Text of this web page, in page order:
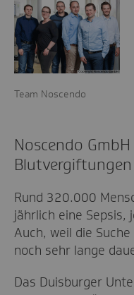
Team Noscendo
Noscendo
Blutvergiftungen
Rund 320.000
jährlich eine
Auch, weil die
noch sehr lange
Das Duisburger